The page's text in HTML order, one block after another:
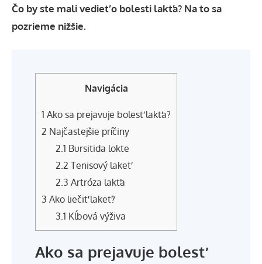
Čo by ste mali vedieť o bolesti lakťa? Na to sa
pozrieme nižšie.
Navigácia
1 Ako sa prejavuje bolesť lakťa?
2 Najčastejšie príčiny
2.1 Bursitida lokte
2.2 Tenisový lakeť
2.3 Artróza lakťa
3 Ako liečiť lakeť?
3.1 Kĺbová výživa
Ako sa prejavuje bolesť